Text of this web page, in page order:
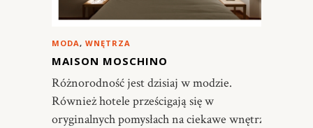
MODA, WNĘTRZA
MAISON MOSCHINO
Różnorodność jest dzisiaj w modzie.
Również hotele prześcigają się w
oryginalnych pomysłach na ciekawe wnętrza.